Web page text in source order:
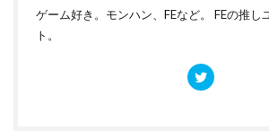
ゲーム好き。モンハン、FEなど。 FEの推し
ト。